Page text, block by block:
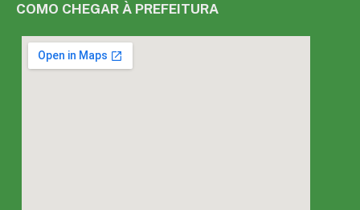
COMO CHEGAR À PREFEITURA